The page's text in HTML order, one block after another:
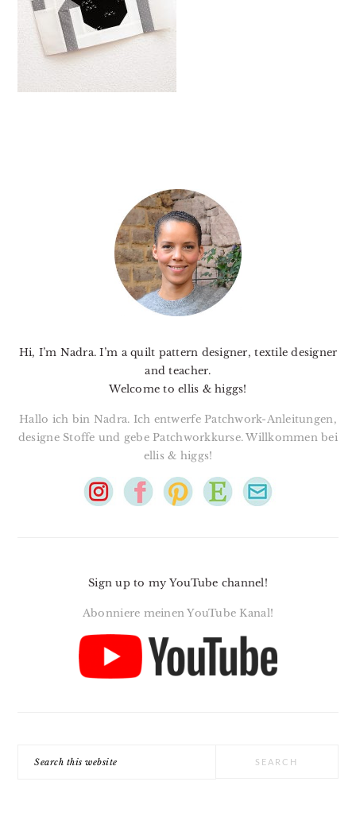
Hi, I’m Nadra. I’m a quilt pattern designer, textile designer
and teacher.
Welcome to ellis & higgs!
Hallo ich bin Nadra. Ich entwerfe Patchwork-Anleitungen,
designe Stoffe und gebe Patchworkkurse. Willkommen bei
ellis & higgs!
Sign up to my YouTube channel!
Abonniere meinen YouTube Kanal!